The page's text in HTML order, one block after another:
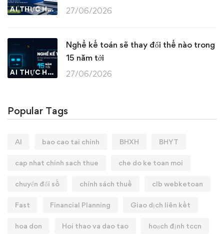
AI THỰC HÀNH 27/06/2026
AI THỰC HÀNH
Nghề kế toán sẽ thay đổi thế nào trong
15 năm tới
27/06/2026
Popular Tags
AI bao cao tai chinh BHXH BHYT
cap nhat chinh sach thue che do ke toan moi
chuyển đổi số chính sách thuế clb webketoan
Fast Financial Planning Giao dịch liên kết
hoa don Hoi thao va dao tao hoạch định tccn